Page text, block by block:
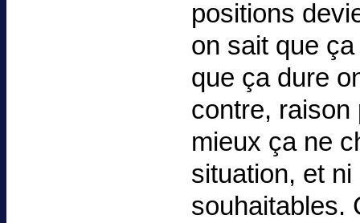
positions
on sait que
que ça dure
contre, raison
mieux ça ne
situation, et
souhaitables.